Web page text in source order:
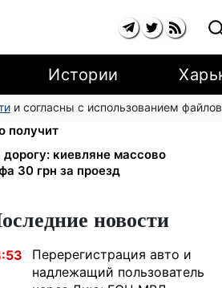
Истории
и согласны с использованием
с 1 сентября: от 2595 до
получит
дорогу: киевляне массово
30 грн за проезд
новости
Перерегистрация авто и
надлежащий пользователь